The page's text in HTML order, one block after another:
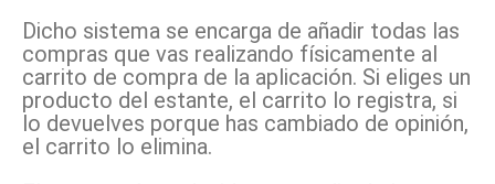
Dicho sistema se encarga de añadir todas las
compras que vas realizando físicamente al
carrito de compra de la aplicación. Si eliges un
producto del estante, el carrito lo registra, si
lo devuelves porque has cambiado de opinión,
el carrito lo elimina.